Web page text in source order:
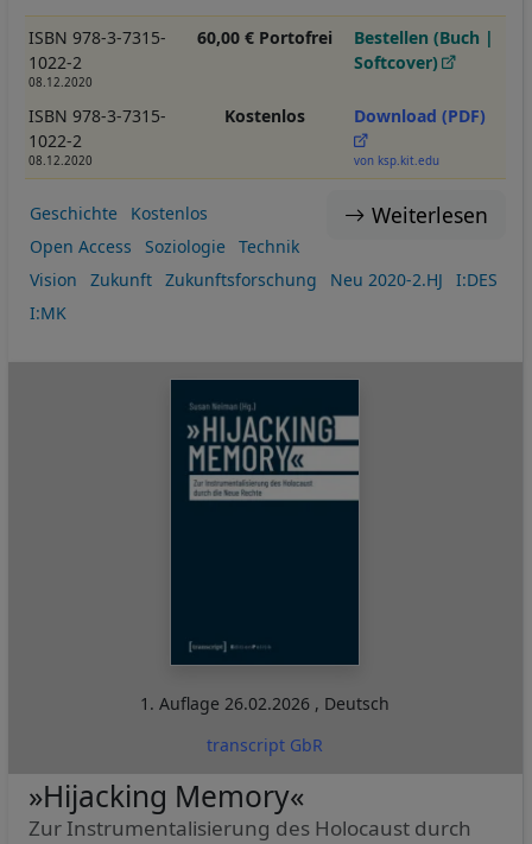
ISBN 978-3-7315-
1022-2
08.12.2020
60,00 € Portofrei
Bestellen (Buch |
Softcover)
ISBN 978-3-7315-
1022-2
08.12.2020
Kostenlos Download (PDF)
von ksp.kit.edu
Weiterlesen
Geschichte
Kostenlos
Open Access
Soziologie
Technik
Vision
Zukunft Zukunftsforschung Neu 2020-2.HJ
I:DES
I:MK
1. Auflage26.02.2026 , Deutsch
transcript GbR
»Hijacking Memory«
Zur Instrumentalisierung des Holocaust durch